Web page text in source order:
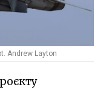
Andrew Layton